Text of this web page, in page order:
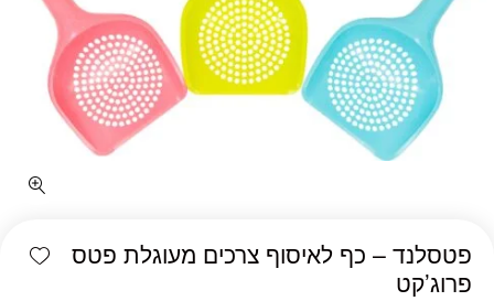
פטסלנד – כף לאיסוף צרכים מעוגלת פטס
פרוג’קט